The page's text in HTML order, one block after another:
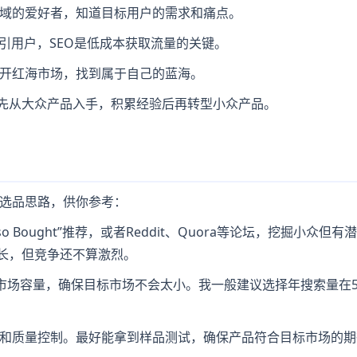
的爱好者，知道目标用户的需求和痛点。
户，SEO是低成本获取流量的关键。
红海市场，找到属于自己的蓝海。
大众产品入手，积累经验后再转型小众产品。
思路，供你参考：
Bought”推荐，或者Reddit、Quora等论坛，挖掘小众但有
但竞争还不算激烈。
容量，确保目标市场不会太小。我一般建议选择年搜索量在
质量控制。最好能拿到样品测试，确保产品符合目标市场的